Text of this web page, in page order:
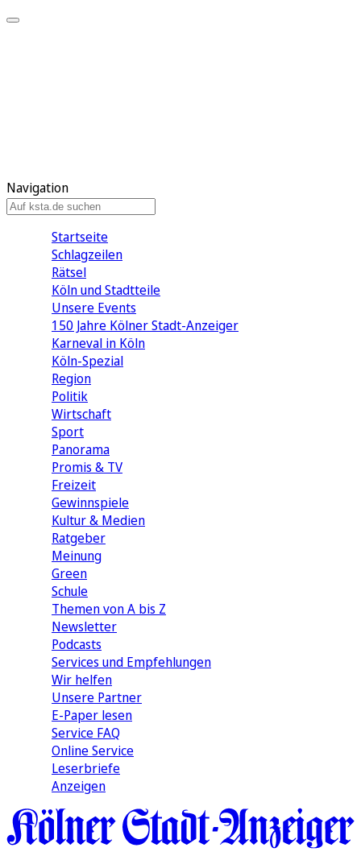
Navigation
Startseite
Schlagzeilen
Rätsel
Köln und Stadtteile
Unsere Events
150 Jahre Kölner Stadt-Anzeiger
Karneval in Köln
Köln-Spezial
Region
Politik
Wirtschaft
Sport
Panorama
Promis & TV
Freizeit
Gewinnspiele
Kultur & Medien
Ratgeber
Meinung
Green
Schule
Themen von A bis Z
Newsletter
Podcasts
Services und Empfehlungen
Wir helfen
Unsere Partner
E-Paper lesen
Service FAQ
Online Service
Leserbriefe
Anzeigen